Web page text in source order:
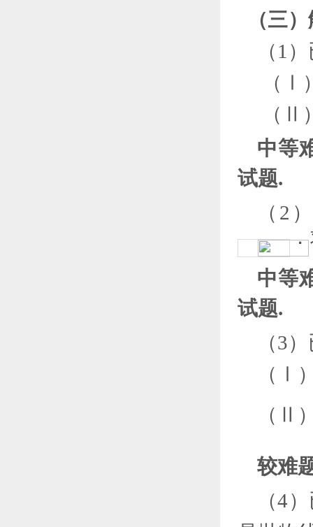
（三
（1 ）
（ Ⅰ
（ Ⅱ
中等
试题.
（ 2
．
中等
试题.
（3）
（ Ⅰ
（ Ⅱ
较难
（4）